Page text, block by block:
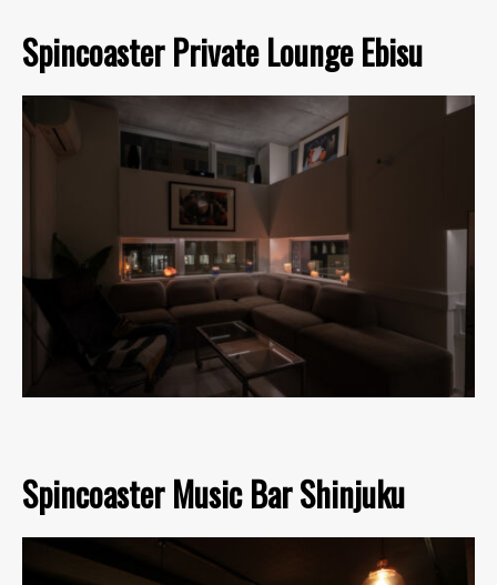
Spincoaster Private Lounge Ebisu
Spincoaster Music Bar Shinjuku